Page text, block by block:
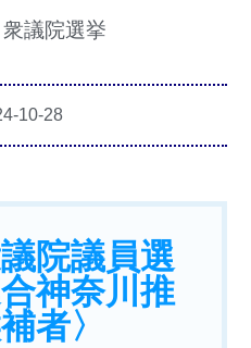
衆議院選挙
10-28
院議員選
神奈川推
者〉